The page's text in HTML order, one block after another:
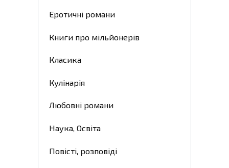
Еротичні романи
Книги про мільйонерів
Класика
Кулінарія
Любовні романи
Наука, Освіта
Повісті, розповіді